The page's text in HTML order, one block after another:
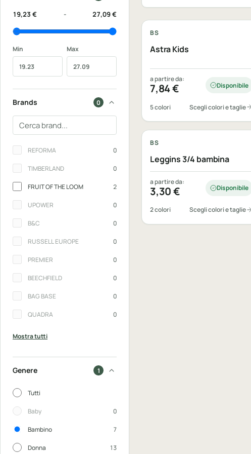
19,23 € - 27,09 €
Min Max
Brands 0
Cerca un brand
BrandsREFORMA 0
TIMBERLAND 0
FRUIT OF THE LOOM 2
UPOWER 0
B&C 0
RUSSELL EUROPE 0
PREMIER 0
BEECHFIELD 0
BAG BASE 0
QUADRA 0
Mostra tutti
Genere 1
Genere
Tutti
Baby 0
Bambino 7
Donna 13
Personalizzabile
BS
Astra Kids
a partire da:
7,84€ Disponibile
5 colori Scegli colori e taglie
BS
Leggins 3/4 bambina
a partire da:
3,30€ Disponibile
2 colori Scegli colori e taglie